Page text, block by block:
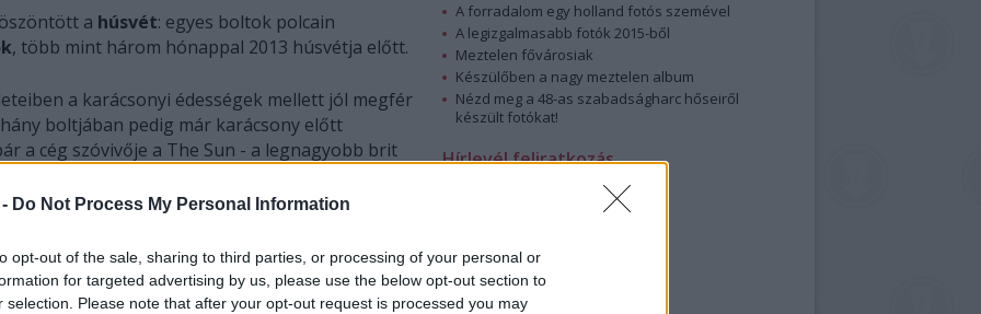
Do Not Process My Personal Information
opt-out of the sale, sharing to third parties, or processing of your personal or
for targeted advertising by us, please use the below opt-out section to
selection. Please note that after your opt-out request is processed you may
a húsvét: egyes boltok polcain
, több mint három hónappal 2013 húsvétja előtt.
a karácsonyi édességek mellett jól megfér
boltjában pedig már karácsony előtt
a cég szóvivője a The Sun - a legnagyobb brit
elismerte, hogy ez "tévedés" volt, és a cég
húsvéti csokoládérelikviákat.
A forradalom egy holland fotós szemével
A legizgalmasabb fotók 2015-ből
Meztelen fővárosiak
Készülőben a nagy meztelen album
Nézd meg a 48-as szabadságharc hőseiről
készült fotókat!
Hírlevél feliratkozás